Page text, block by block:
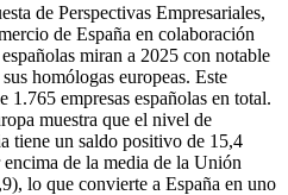
de Perspectivas Empresariales,
de España en colaboración
miran a 2025 con notable
homólogas europeas. Este
empresas españolas en total.
muestra que el nivel de
tiene un saldo positivo de 15,4
de la media de la Unión
lo que convierte a España en uno